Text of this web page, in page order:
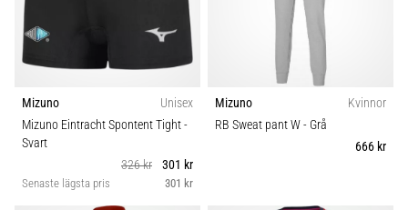
Mizuno
Unisex
Mizuno Eintracht Spontent Tight-
Svart
326 kr
301 kr
Senaste lägsta pris 301 kr
Mizuno
Kvinnor
RB Sweat pant W- Grå
666 kr